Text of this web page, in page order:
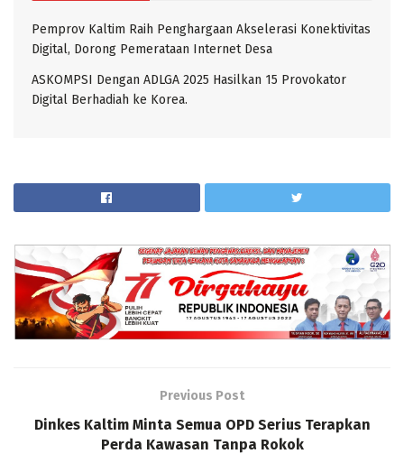
Pemprov Kaltim Raih Penghargaan Akselerasi Konektivitas
Digital, Dorong Pemerataan Internet Desa
ASKOMPSI Dengan ADLGA 2025 Hasilkan 15 Provokator
Digital Berhadiah ke Korea.
Previous Post
Dinkes Kaltim Minta Semua OPD Serius Terapkan
Perda Kawasan Tanpa Rokok